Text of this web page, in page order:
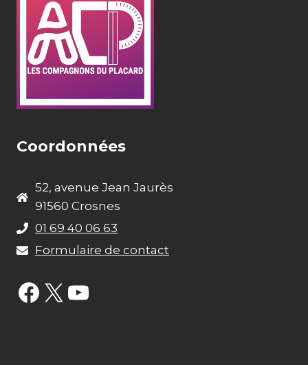
Coordonnées
52, avenue Jean Jaurès
91560 Crosnes
01 69 40 06 63
Formulaire de contact
Facebook
X YouTube